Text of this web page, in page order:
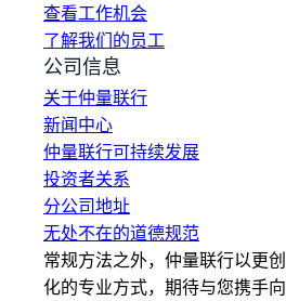
查看工作机会
了解我们的员工
公司信息
关于仲量联行
新闻中心
仲量联行可持续发展
投资者关系
分公司地址
无处不在的道德规范
常规方法之外，仲量联行以更
化的专业方式，期待与您携手